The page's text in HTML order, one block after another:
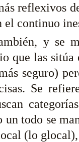
reflexivos
el continuo
y se
que las
seguro)
Se
todo se
(lo